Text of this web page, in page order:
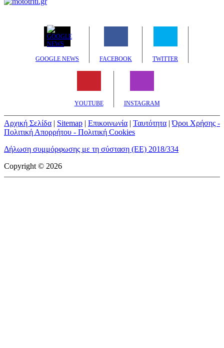
GOOGLE NEWS FACEBOOK TWITTER
YOUTUBE INSTAGRAM
Αρχική Σελίδα | Sitemap | Επικοινωνία | Ταυτότητα |Όροι Χρήσης -
Πολιτική Απορρήτου - Πολιτική Cookies
Δήλωση συμμόρφωσης με τη σύσταση (ΕΕ) 2018/334
Copyright © 2026